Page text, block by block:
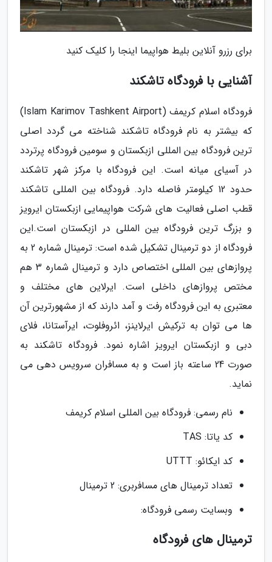
برای رزرو آنلاین بلیط هواپیما اینجا را کلیک کنید
آشنایی با فرودگاه تاشکند
فرودگاه اسلام کریمف (Islam Karimov Tashkent Airport)
که بیشتر به نام فرودگاه تاشکند شناخته می گردد اصلی
ترین فرودگاه بین المللی ازبکستان و سومین فرودگاه پرتردد
در آسیای میانه است. این فرودگاه با مرکز شهر تاشکند
حدود 12 کیلومتر فاصله دارد. فرودگاه بین المللی تاشکند
قطب اصلی فعالیت های شرکت هواپیمایی ازبکستان ایرویز
و بزرگ ترین فرودگاه بین المللی در ازبکستان است.این
فرودگاه از دو ترمینال تشکیل شده است: ترمینال شماره 2 به
پروازهای بین المللی اختصاص دارد و ترمینال شماره 3 هم
مختص پروازهای داخلی است. ایرلاین های مختلف و
معتبری به این فرودگاه رفت و آمد دارند که از مشهورترین آن
ها می توان به ترکیش ایرلاینز، ائروفلوت، ایرآستانا، فلای
دبی و ازبکستان ایرویز اشاره نمود. فرودگاه تاشکند به
صورت 24 ساعته باز است و به مسافران سرویس دهی می
نماید.
نام رسمی: فرودگاه بین المللی اسلام کریمف
کد یاتا: TAS
کد ایکائو: UTTT
تعداد ترمینال های مسافربری: 2 ترمینال
وبسایت رسمی فرودگاه:
ترمینال های فرودگاه